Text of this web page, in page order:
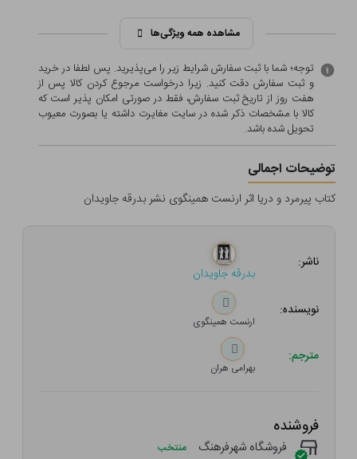
مشاهده همه ویژگی‌ها
توجه؛ شما با ثبت سفارش شرایط زیر را می‌پذیرید. پس لطفا در خرید
و ثبت سفارش دقت کنید. زیرا درخواست مرجوع کردن کالا پس از
هفت روز از تاریخ ثبت سفارش، فقط در صورتی امکان پذیر است که
کالا با مشخصات ذکر شده در سایت مغایرت داشته یا بصورت معيوب
تحویل شده باشد.
توضیحات اجمالی
کتاب پیرمرد و دریا اثر ارنست همینگوی نشر بدرقه جاویدان
ناشر:
بدرقه جاویدان
نویسنده:
ارنست همینگوی
مترجم:
بهرامی هران
فروشنده
فروشگاه شهرفرهنگ منتخب